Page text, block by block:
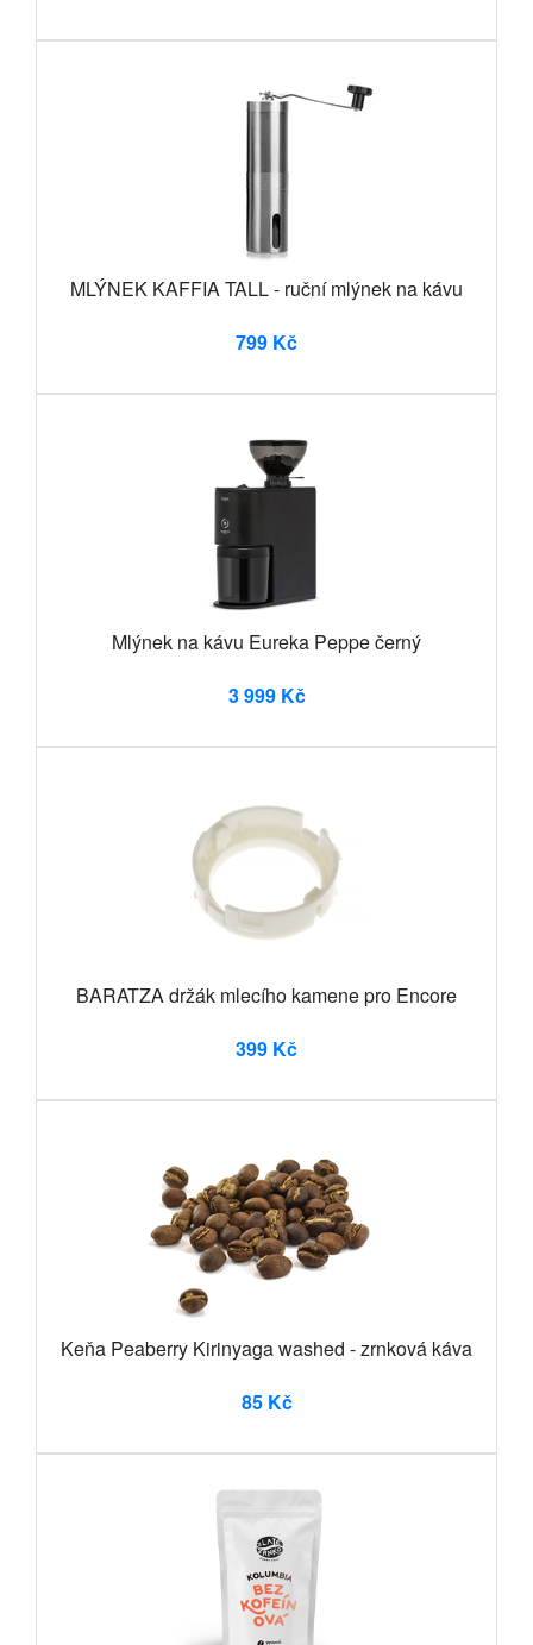
MLÝNEK KAFFIA TALL - ruční mlýnek na kávu
799 Kč
Mlýnek na kávu Eureka Peppe černý
3 999 Kč
BARATZA držák mlecího kamene pro Encore
399 Kč
Keňa Peaberry Kirinyaga washed - zrnková káva
85 Kč